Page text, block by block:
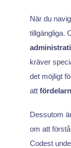
När du
tillgängliga.
kräver
det möjligt
att
Dessutom
om att
Codest